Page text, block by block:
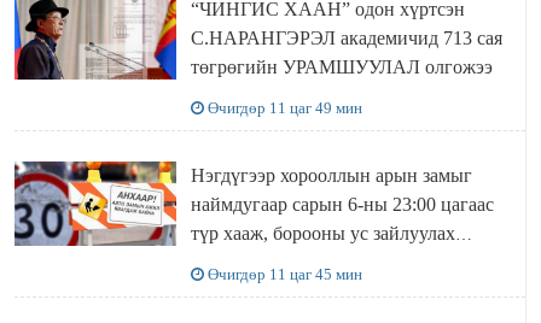
“ЧИНГИС ХААН” одон хүртсэн
С.НАРАНГЭРЭЛ академичид 713 сая
төгрөгийн УРАМШУУЛАЛ олгожээ
Өчигдөр 11 цаг 49 мин
Нэгдүгээр хорооллын арын замыг
наймдугаар сарын 6-ны 23:00 цагаас
түр хааж, борооны ус зайлуулах
шугамын хөндлөн сэтэлгээ хийнэ
Өчигдөр 11 цаг 45 мин